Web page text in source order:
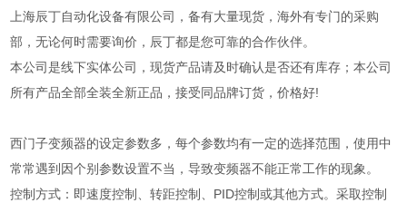
上海辰丁自动化设备有限公司，备有大量现货，海外有专门的采购
部，无论何时需要询价，辰丁都是您可靠的合作伙伴。
本公司是线下实体公司，现货产品请及时确认是否还有库存；本公司
所有产品全部全装全新正品，接受同品牌订货，价格好!
西门子变频器的设定参数多，每个参数均有一定的选择范围，使用中
常常遇到因个别参数设置不当，导致变频器不能正常工作的现象。
控制方式：即速度控制、转距控制、PID控制或其他方式。采取控制